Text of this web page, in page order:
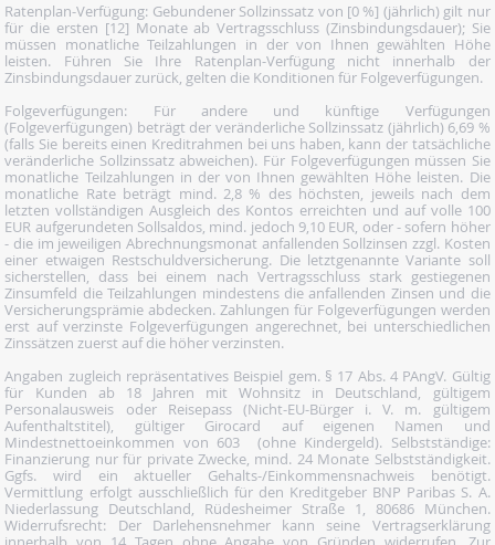
Ratenplan-Verfügung: Gebundener Sollzinssatz von [0 %] (jährlich) gilt nur
für die ersten [12] Monate ab Vertragsschluss (Zinsbindungsdauer); Sie
müssen monatliche Teilzahlungen in der von Ihnen gewählten Höhe
leisten. Führen Sie Ihre Ratenplan-Verfügung nicht innerhalb der
Zinsbindungsdauer zurück, gelten die Konditionen für Folgeverfügungen.
Folgeverfügungen: Für andere und künftige Verfügungen
(Folgeverfügungen) beträgt der veränderliche Sollzinssatz (jährlich) 6,69 %
(falls Sie bereits einen Kreditrahmen bei uns haben, kann der tatsächliche
veränderliche Sollzinssatz abweichen). Für Folgeverfügungen müssen Sie
monatliche Teilzahlungen in der von Ihnen gewählten Höhe leisten. Die
monatliche Rate beträgt mind. 2,8 % des höchsten, jeweils nach dem
letzten vollständigen Ausgleich des Kontos erreichten und auf volle 100
EUR aufgerundeten Sollsaldos, mind. jedoch 9,10 EUR, oder - sofern höher
- die im jeweiligen Abrechnungsmonat anfallenden Sollzinsen zzgl. Kosten
einer etwaigen Restschuldversicherung. Die letztgenannte Variante soll
sicherstellen, dass bei einem nach Vertragsschluss stark gestiegenen
Zinsumfeld die Teilzahlungen mindestens die anfallenden Zinsen und die
Versicherungsprämie abdecken. Zahlungen für Folgeverfügungen werden
erst auf verzinste Folgeverfügungen angerechnet, bei unterschiedlichen
Zinssätzen zuerst auf die höher verzinsten.
Angaben zugleich repräsentatives Beispiel gem. § 17 Abs. 4 PAngV. Gültig
für Kunden ab 18 Jahren mit Wohnsitz in Deutschland, gültigem
Personalausweis oder Reisepass (Nicht-EU-Bürger i. V. m. gültigem
Aufenthaltstitel), gültiger Girocard auf eigenen Namen und
Mindestnettoeinkommen von 603  (ohne Kindergeld). Selbstständige:
Finanzierung nur für private Zwecke, mind. 24 Monate Selbstständigkeit.
Ggfs. wird ein aktueller Gehalts-/Einkommensnachweis benötigt.
Vermittlung erfolgt ausschließlich für den Kreditgeber BNP Paribas S. A.
Niederlassung Deutschland, Rüdesheimer Straße 1, 80686 München.
Widerrufsrecht: Der Darlehensnehmer kann seine Vertragserklärung